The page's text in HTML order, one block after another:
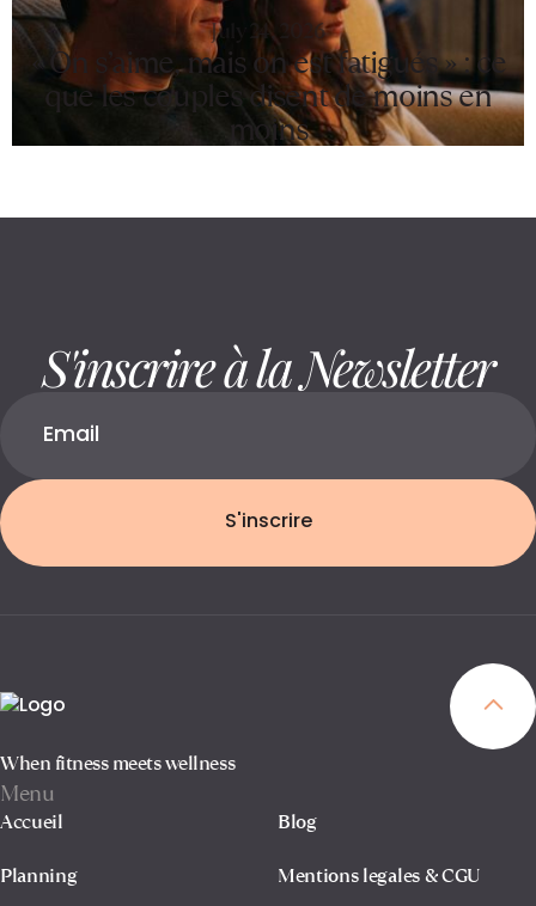
July 24, 2026
« On s’aime, mais on est fatigués » : ce
que les couples disent de moins en
moins
S'inscrire à la Newsletter
S'inscrire
When fitness meets wellness
Menu
Accueil
Planning
Blog
Mentions legales & CGU